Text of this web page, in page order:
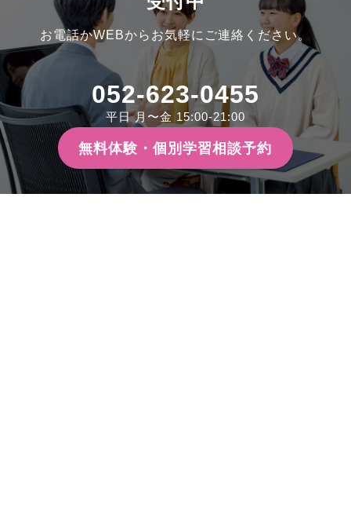
お電話かWEBからお気軽にご連絡ください。
052-623-0455
平日 月〜金 15:00-21:00
無料体験・個別学習相談予約